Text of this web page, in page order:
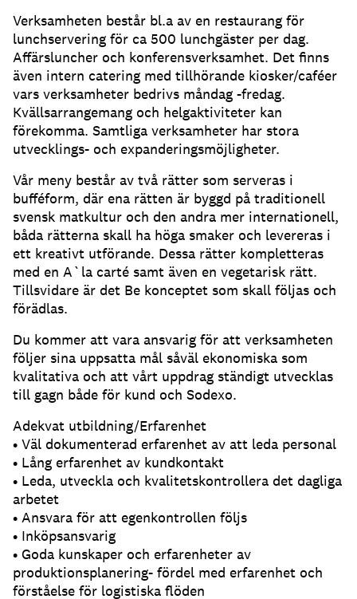
Verksamheten består bl.a av en restaurang för
lunchservering för ca 500 lunchgäster per dag.
Affärsluncher och konferensverksamhet. Det finns
även intern catering med tillhörande kiosker/caféer
vars verksamheter bedrivs måndag -fredag.
Kvällsarrangemang och helgaktiviteter kan
förekomma. Samtliga verksamheter har stora
utvecklings- och expanderingsmöjligheter.
Vår meny består av två rätter som serveras i
bufféform, där ena rätten är byggd på traditionell
svensk matkultur och den andra mer internationell,
båda rätterna skall ha höga smaker och levereras i
ett kreativt utförande. Dessa rätter kompletteras
med en A`la carté samt även en vegetarisk rätt.
Tillsvidare är det Be konceptet som skall följas och
förädlas.
Du kommer att vara ansvarig för att verksamheten
följer sina uppsatta mål såväl ekonomiska som
kvalitativa och att vårt uppdrag ständigt utvecklas
till gagn både för kund och Sodexo.
Adekvat utbildning/Erfarenhet
• Väl dokumenterad erfarenhet av att leda personal
• Lång erfarenhet av kundkontakt
• Leda, utveckla och kvalitetskontrollera det dagliga
arbetet
• Ansvara för att egenkontrollen följs
• Inköpsansvarig
• Goda kunskaper och erfarenheter av
produktionsplanering- fördel med erfarenhet och
förståelse för logistiska flöden